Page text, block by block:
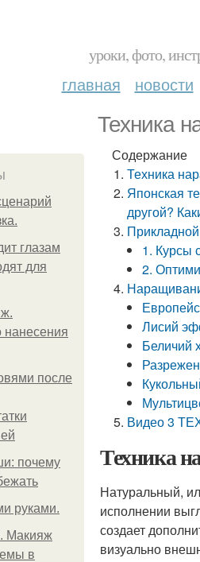
уроки, фото,
главная новости
Техника
глазам
для
нанесения
после
почему
руками.
Макияж
в
Содержание
Техника
Японская
другой?
1. Курсы
2.
Лисий
Беличий
Видео 3
Техника
Натуральный,
исполнении
создает
визуально